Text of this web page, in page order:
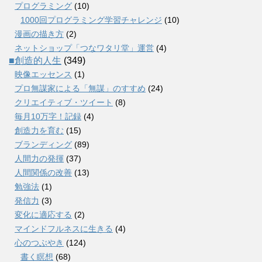
プログラミング (10)
1000回プログラミング学習チャレンジ (10)
漫画の描き方 (2)
ネットショップ「つなワタリ堂」運営 (4)
■創造的人生 (349)
映像エッセンス (1)
プロ無謀家による「無謀」のすすめ (24)
クリエイティブ・ツイート (8)
毎月10万字！記録 (4)
創造力を育む (15)
ブランディング (89)
人間力の発揮 (37)
人間関係の改善 (13)
勉強法 (1)
発信力 (3)
変化に適応する (2)
マインドフルネスに生きる (4)
心のつぶやき (124)
書く瞑想 (68)